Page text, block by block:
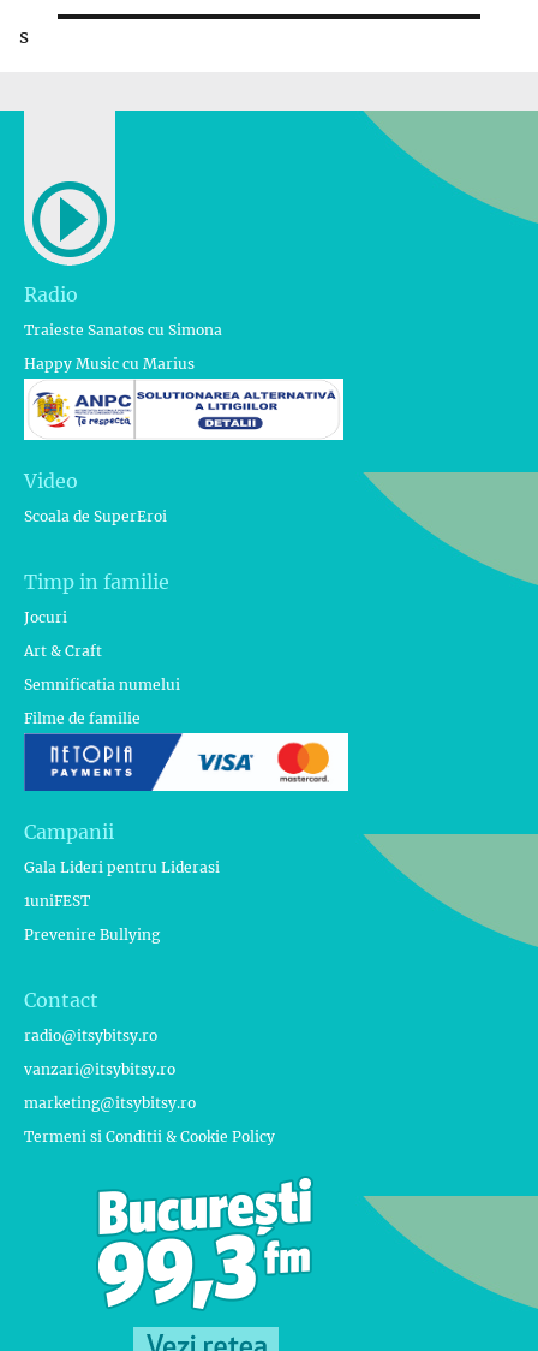
s
Radio
Traieste Sanatos cu Simona
Happy Music cu Marius
Video
Scoala de SuperEroi
Timp in familie
Jocuri
Art & Craft
Semnificatia numelui
Filme de familie
Campanii
Gala Lideri pentru Liderasi
1uniFEST
Prevenire Bullying
Contact
radio@itsybitsy.ro
vanzari@itsybitsy.ro
marketing@itsybitsy.ro
Termeni si Conditii & Cookie Policy